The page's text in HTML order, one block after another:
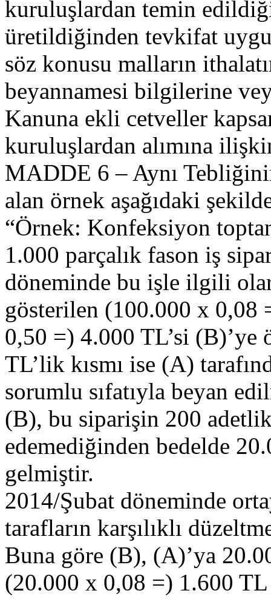
kuruluşlardan temin
üretildiğinden tevkifat
söz konusu malların
beyannamesi bilgilerine
Kanuna ekli cetveller
kuruluşlardan alımına
MADDE 6 – Aynı
alan örnek aşağıdaki
“Örnek: Konfeksiyon
1.000 parçalık fason iş
döneminde bu işle ilgili
gösterilen (100.000 x
0,50 =) 4.000 TL’si
TL’lik kısmı ise (A)
sorumlu sıfatıyla beyan
(B), bu siparişin 200 adetlik
edemediğinden bedelde
gelmiştir.
2014/Şubat döneminde
tarafların karşılıklı
Buna göre (B), (A)’ya
(20.000 x 0,08 =) 1.600